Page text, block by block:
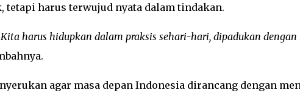
tetapi harus terwujud nyata dalam tindakan.
harus hidupkan dalam praksis sehari-hari, dipadukan
agar masa depan Indonesia dirancang dengan